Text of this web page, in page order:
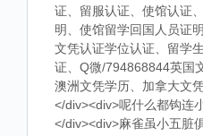
证、留服认证、使馆认证
明、使馆留学回国人员证
文凭认证学位认证、留学
证、Q微/794868844英国
澳洲文凭学历、加拿大文
</div><div>呢什么都钩连
</div><div>麻雀虽小五脏